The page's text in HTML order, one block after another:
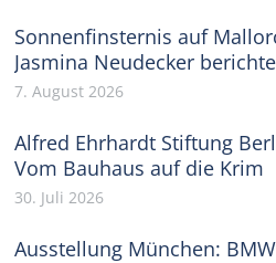
Sonnenfinsternis auf
Jasmina Neudecker
7. August 2026
Alfred Ehrhardt Stiftung
Vom Bauhaus auf die Krim
30. Juli 2026
Ausstellung München: